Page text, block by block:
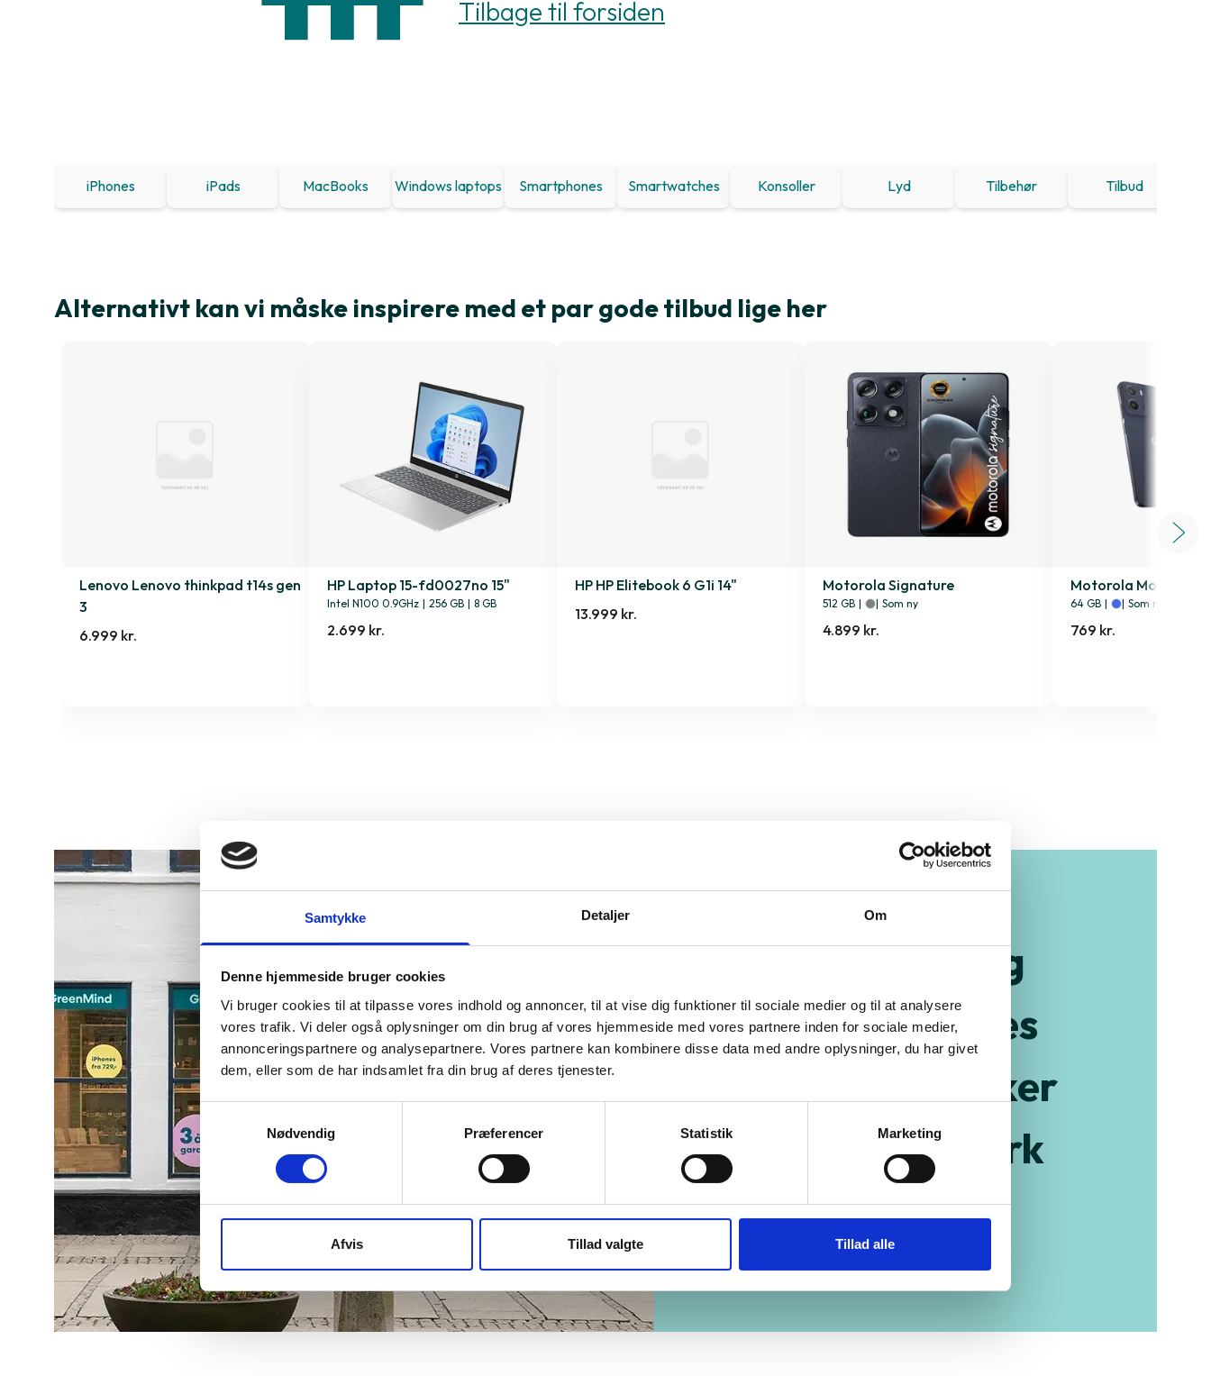
Samtykke Detaljer Om
Denne hjemmeside bruger cookies
Vi bruger cookies til at tilpasse vores indhold og annoncer, til at vise dig funktioner til sociale medier og til at analysere
vores trafik. Vi deler også oplysninger om din brug af vores hjemmeside med vores partnere inden for sociale medier,
annonceringspartnere og analysepartnere. Vores partnere kan kombinere disse data med andre oplysninger, du har givet
dem, eller som de har indsamlet fra din brug af deres tjenester.
Samtykkevalg
Nødvendig
Præferencer Statistik Marketing
Afvis Tillad valgte Tillad alle
Tilbage til forsiden
iPhones iPads MacBooks Windows laptops Smartphones Smartwatches Konsoller Lyd Tilbehør Tilbud
Alternativt kan vi måske inspirere med et par gode tilbud lige her
Lenovo Lenovo thinkpad t14s gen
3
6.999 kr.
HP Laptop 15-fd0027no 15"
Intel N100 0.9GHz | 256 GB | 8 GB
2.699 kr.
HP HP Elitebook 6 G1i 14"
13.999 kr.
Motorola Signature
512 GB | | Som ny
4.899 kr.
Motorola Moto G05
64 GB | | Som ny
769 kr.
Kom og besøg
os i en af vores
mange butikker
i hele Danmark
Find din lokale forretningher